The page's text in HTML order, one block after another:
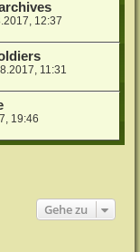
12:37
11:31
19:46
Gehe zu